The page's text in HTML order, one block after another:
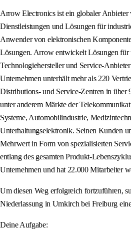
Arrow Electronics ist ein globaler Anbieter
Dienstleistungen und Lösungen für
Anwender von elektronischen
Lösungen. Arrow entwickelt Lösungen für
Technologiehersteller und Service-
Unternehmen unterhält mehr als 220
Distributions- und Service-Zentren in über
unter anderem Märkte der
Systeme, Automobilindustrie,
Unterhaltungselektronik. Seinen Kunden
Mehrwert in Form von spezialisierten
entlang des gesamten Produkt-
Unternehmen und hat 22.000 Mitarbeiter
Um diesen Weg erfolgreich fortzuführen,
Niederlassung in Umkirch bei Freiburg
Deine Aufgabe: